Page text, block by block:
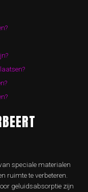
speciale materialen
ruimte te verbeteren.
geluidsabsorptie zijn